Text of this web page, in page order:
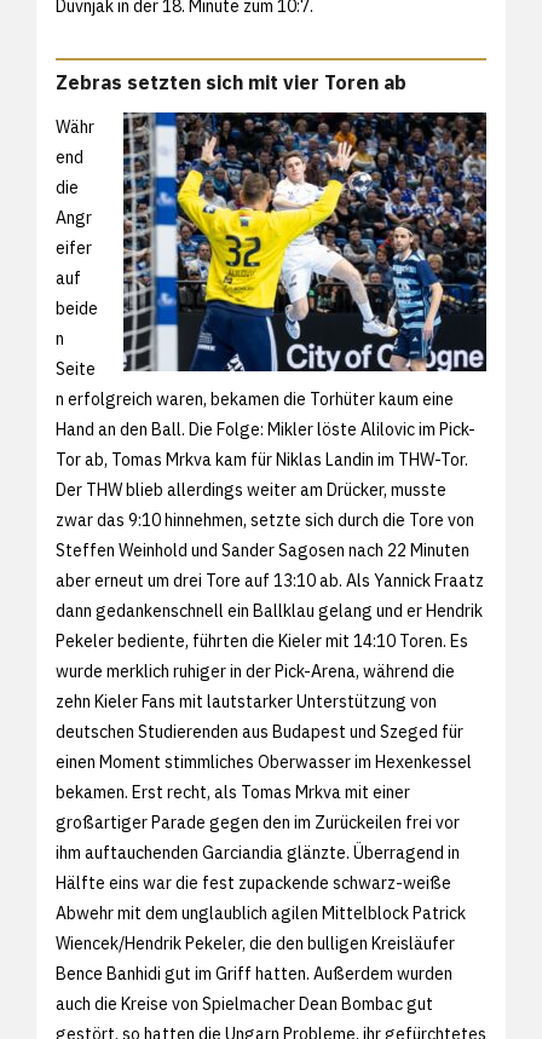
Duvnjak in der 18. Minute zum 10:7.
Zebras setzten sich mit vier Toren ab
Währ
end
die
Angr
eifer
auf
beide
n
Seite
n erfolgreich waren, bekamen die Torhüter kaum eine
Hand an den Ball. Die Folge: Mikler löste Alilovic im Pick-
Tor ab, Tomas Mrkva kam für Niklas Landin im THW-Tor.
Der THW blieb allerdings weiter am Drücker, musste
zwar das 9:10 hinnehmen, setzte sich durch die Tore von
Steffen Weinhold und Sander Sagosen nach 22 Minuten
aber erneut um drei Tore auf 13:10 ab. Als Yannick Fraatz
dann gedankenschnell ein Ballklau gelang und er Hendrik
Pekeler bediente, führten die Kieler mit 14:10 Toren. Es
wurde merklich ruhiger in der Pick-Arena, während die
zehn Kieler Fans mit lautstarker Unterstützung von
deutschen Studierenden aus Budapest und Szeged für
einen Moment stimmliches Oberwasser im Hexenkessel
bekamen. Erst recht, als Tomas Mrkva mit einer
großartiger Parade gegen den im Zurückeilen frei vor
ihm auftauchenden Garciandia glänzte. Überragend in
Hälfte eins war die fest zupackende schwarz-weiße
Abwehr mit dem unglaublich agilen Mittelblock Patrick
Wiencek/Hendrik Pekeler, die den bulligen Kreisläufer
Bence Banhidi gut im Griff hatten. Außerdem wurden
auch die Kreise von Spielmacher Dean Bombac gut
gestört, so hatten die Ungarn Probleme, ihr gefürchtetes